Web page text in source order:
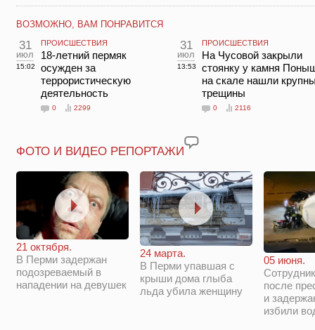
ВОЗМОЖНО, ВАМ ПОНРАВИТСЯ
31
июл
15:02
ПРОИСШЕСТВИЯ
18-летний пермяк
осужден за
террористическую
деятельность
0 2299
31
июл
13:53
ПРОИСШЕСТВИЯ
На Чусовой закрыли
стоянку у камня
на скале нашли
трещины
0 2116
ФОТО И ВИДЕО РЕПОРТАЖИ
21 октября.
В Перми задержан
подозреваемый в
нападении на девушек
24 марта.
В Перми упавшая с
крыши дома глыба
льда убила женщину
05 июня.
после
и
избили